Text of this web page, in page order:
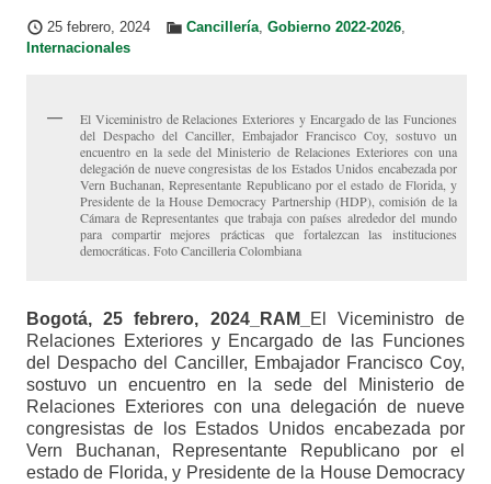
25 febrero, 2024 Cancillería, Gobierno 2022-2026,
Internacionales
El Viceministro de Relaciones Exteriores y Encargado de las Funciones
del Despacho del Canciller, Embajador Francisco Coy, sostuvo un
encuentro en la sede del Ministerio de Relaciones Exteriores con una
delegación de nueve congresistas de los Estados Unidos encabezada por
Vern Buchanan, Representante Republicano por el estado de Florida, y
Presidente de la House Democracy Partnership (HDP), comisión de la
Cámara de Representantes que trabaja con países alrededor del mundo
para compartir mejores prácticas que fortalezcan las instituciones
democráticas. Foto Cancilleria Colombiana
Bogotá, 25 febrero, 2024_RAM_
El Viceministro de
Relaciones Exteriores y Encargado de las Funciones
del Despacho del Canciller, Embajador Francisco Coy,
sostuvo un encuentro en la sede del Ministerio de
Relaciones Exteriores con una delegación de nueve
congresistas de los Estados Unidos encabezada por
Vern Buchanan, Representante Republicano por el
estado de Florida, y Presidente de la House Democracy